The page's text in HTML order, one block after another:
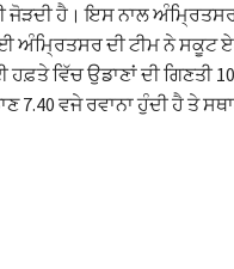
ਜੋੜਦੀ ਹੈ। ਇਸ ਨਾਲ
ਅੰਮ੍ਰਿਤਸਰ ਦੀ ਟੀਮ ਨੇ
ਵਿੱਚ ਉਡਾਣਾਂ ਦੀ ਗਿਣਤੀ
7.40 ਵਜੇ ਰਵਾਨਾ ਹੁੰਦੀ ਹੈ ਤੇ